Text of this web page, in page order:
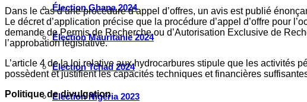
Élection Ghana 2024
Élection Mauritanie 2024
Élection Tchad 2024
Election Nigéria 2023
Dans le cas d’une procédure d’appel d’offres, un avis est publié
Le décret d’application précise que la procédure d’appel d’offre pour
demande de Permis de Recherche ou d’Autorisation Exclusive de
l’approbation législative.
L’article 4 de la loi relative aux hydrocarbures stipule que les activités
possèdent et justifient les capacités techniques et financières
Politique de divulgation